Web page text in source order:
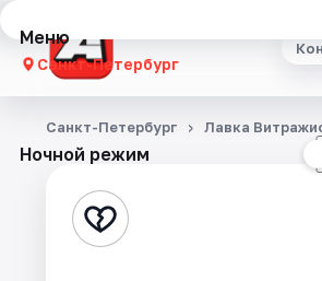
Меню
Санкт-Петербург
Концерты
Стендап
Ночной режим
Санкт-Петербург Лавка